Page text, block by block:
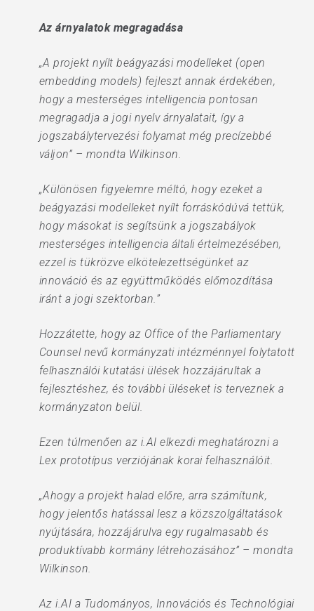
Az árnyalatok megragadása
„A projekt nyílt beágyazási modelleket (open
embedding models) fejleszt annak érdekében,
hogy a mesterséges intelligencia pontosan
megragadja a jogi nyelv árnyalatait, így a
jogszabálytervezési folyamat még precízebbé
váljon” – mondta Wilkinson.
„Különösen figyelemre méltó, hogy ezeket a
beágyazási modelleket nyílt forráskódúvá tettük,
hogy másokat is segítsünk a jogszabályok
mesterséges intelligencia általi értelmezésében,
ezzel is tükrözve elkötelezettségünket az
innováció és az együttműködés előmozdítása
iránt a jogi szektorban.”
Hozzátette, hogy az Office of the Parliamentary
Counsel nevű kormányzati intézménnyel folytatott
felhasználói kutatási ülések hozzájárultak a
fejlesztéshez, és további üléseket is terveznek a
kormányzaton belül.
Ezen túlmenően az i.AI elkezdi meghatározni a
Lex prototípus verziójának korai felhasználóit.
„Ahogy a projekt halad előre, arra számítunk,
hogy jelentős hatással lesz a közszolgáltatások
nyújtására, hozzájárulva egy rugalmasabb és
produktívabb kormány létrehozásához” – mondta
Wilkinson.
Az i.AI a Tudományos, Innovációs és Technológiai